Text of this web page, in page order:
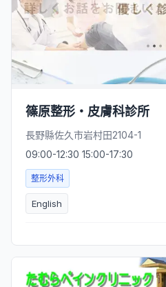
篠原整形・皮膚科診所
長野縣佐久市岩村田2104-1
09:00-12:30 15:00-17:30
整形外科
English